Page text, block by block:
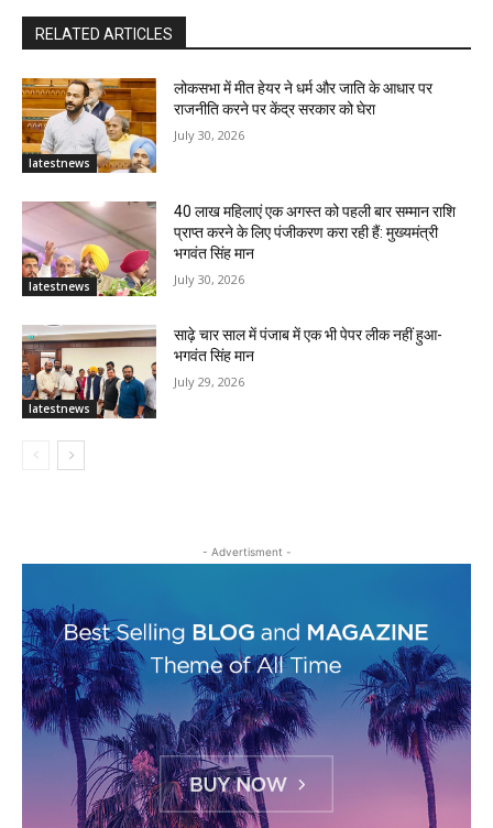
RELATED ARTICLES
latestnews
लोकसभा में मीत हेयर ने धर्म और जाति के आधार पर
राजनीति करने पर केंद्र सरकार को घेरा
July 30, 2026
latestnews
40 लाख महिलाएं एक अगस्त को पहली बार सम्मान राशि
प्राप्त करने के लिए पंजीकरण करा रही हैं: मुख्यमंत्री
भगवंत सिंह मान
July 30, 2026
latestnews
साढ़े चार साल में पंजाब में एक भी पेपर लीक नहीं हुआ-
भगवंत सिंह मान
July 29, 2026
- Advertisment -